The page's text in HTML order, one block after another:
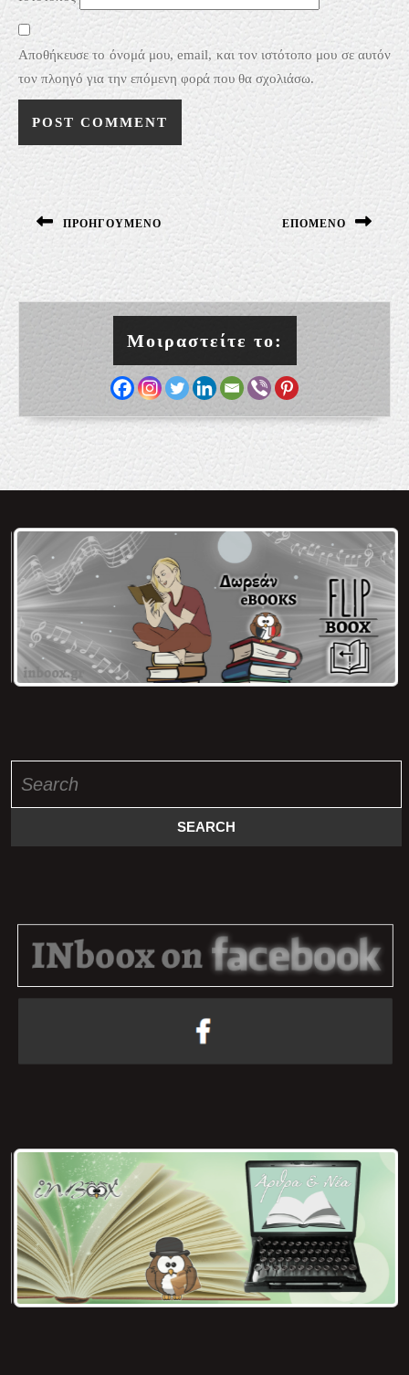
Αποθήκευσε το όνομά μου, email, και τον ιστότοπο μου σε αυτόν
τον πλοηγό για την επόμενη φορά που θα σχολιάσω.
Πλοήγηση
άρθρων
ΠΡΟΗΓΟΎΜΕΝΟ
Previous
post:
ΕΠΌΜΕΝΟ
Next
post:
Μοιραστείτε το:
for: